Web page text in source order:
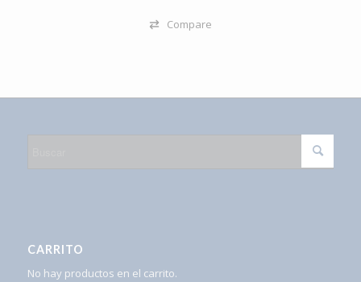
Compare
CARRITO
No hay productos en el carrito.